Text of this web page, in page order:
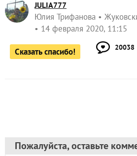
JULIA777
Юлия Трифанова
14 февраля 2020, 11:15
Сказать спасибо! 20038
Пожалуйста, оставьте